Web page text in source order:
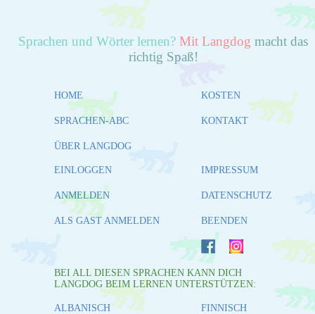
Sprachen und Wörter lernen? Mit Langdog macht das
richtig Spaß!
HOME
SPRACHEN-ABC
ÜBER LANGDOG
KOSTEN
KONTAKT
EINLOGGEN
ANMELDEN
ALS GAST ANMELDEN
IMPRESSUM
DATENSCHUTZ
BEENDEN
BEI ALL DIESEN SPRACHEN KANN DICH
LANGDOG BEIM LERNEN UNTERSTÜTZEN:
ALBANISCH FINNISCH